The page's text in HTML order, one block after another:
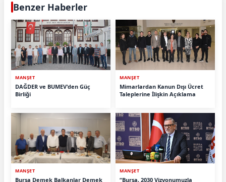
Benzer Haberler
MANŞET
DAĞDER ve BUMEV'den Güç
Birliği
MANŞET
Mimarlardan Kanun Dışı Ücret
Taleplerine İlişkin Açıklama
MANŞET
Bursa Demek Balkanlar Demek
MANŞET
“Bursa, 2030 Vizyonumuzla